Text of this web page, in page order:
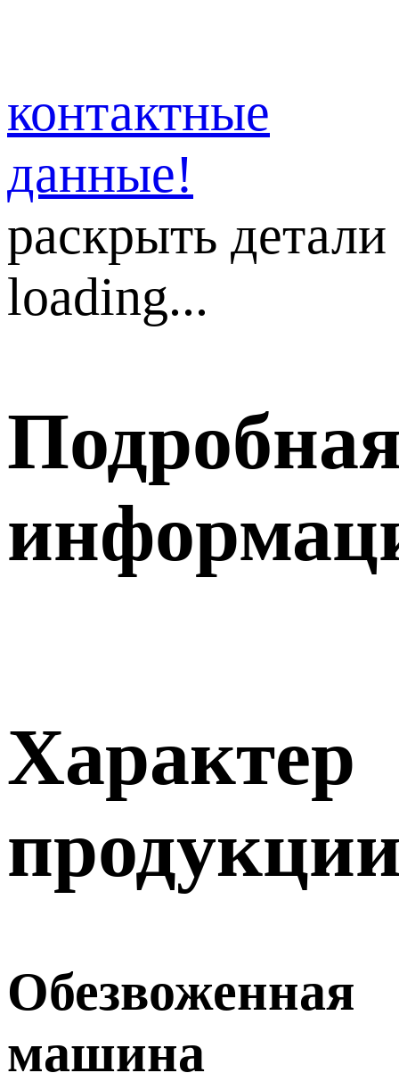
контактные
данные!
раскрыть детали
loading...
Характер
Обезвоженная
машина